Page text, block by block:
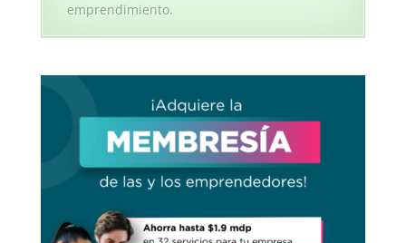
emprendimiento.